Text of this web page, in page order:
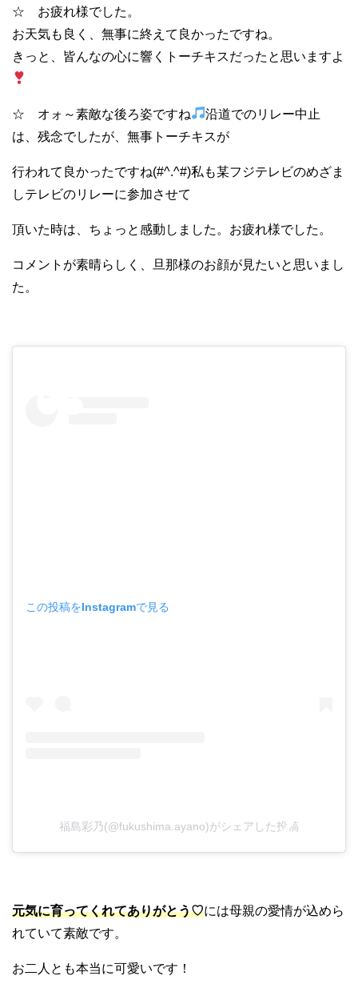
☆ お疲れ様でした。
お天気も良く、無事に終えて良かったですね。
きっと、皆んなの心に響くトーチキスだったと思いますよ
☆ オォ～素敵な後ろ姿ですね
沿道でのリレー中止
は、残念でしたが、無事トーチキスが
行われて良かったですね(#^.^#)私も某フジテレビのめざま
しテレビのリレーに参加させて
頂いた時は、ちょっと感動しました。お疲れ様でした。
コメントが素晴らしく、旦那様のお顔が見たいと思いまし
た。
この投稿をInstagramで見る
福島彩乃(@fukushima.ayano)がシェアした投稿
元気に育ってくれてありがとう♡には母親の愛情が込めら
れていて素敵です。
お二人とも本当に可愛いです！